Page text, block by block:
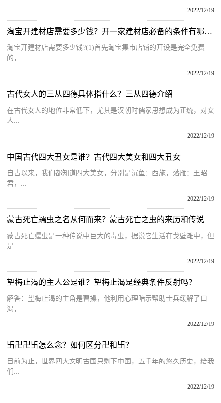
2022/12/19
淘宝开建材店需要多少钱？开一家建材店必备的条件有哪些？
淘宝开建材店需要多少钱?(1)首先淘宝集市店铺的开设是完全免费
的，...
2022/12/19
古代女人的三从四德具体指什么？三从四德介绍
在古代女人的地位非常低下，尤其是汉朝时儒家思想成为正统，对女
人...
2022/12/19
中国古代四大丑女是谁？古代四大美女和四大丑女
自古以来，我们都知道四大美女，分别是沉鱼：西施，落雁：王昭
君，...
2022/12/19
蒙古死亡蠕虫之名从何而来？蒙古死亡之虫的来历和传说
蒙古死亡蠕虫是一种传说中巨大的毒虫，据说它生活在戈壁滩中，但
是...
2022/12/19
望梅止渴的主人公是谁？望梅止渴是经典条件反射吗？
解答：望梅止渴的主角是曹操，他利用心理暗示帮助士兵缓解了口
渴，...
2022/12/19
卐卍卍卐怎么念？如何区分卍和卐？
目前为止，世界四大文明古国只剩下中国，五千年的悠久历史，给我
们...
2022/12/19